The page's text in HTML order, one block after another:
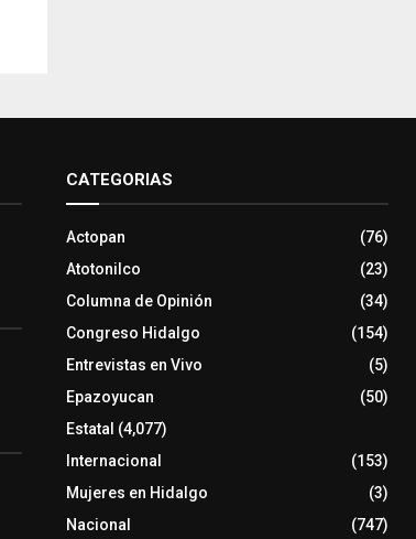
CATEGORIAS
Actopan
(76)
Atotonilco
(23)
Columna de Opinión
(34)
Congreso Hidalgo
(154)
Entrevistas en Vivo
(5)
Epazoyucan
(50)
Estatal (4,077)
Internacional
(153)
Mujeres en Hidalgo
(3)
Nacional
(747)